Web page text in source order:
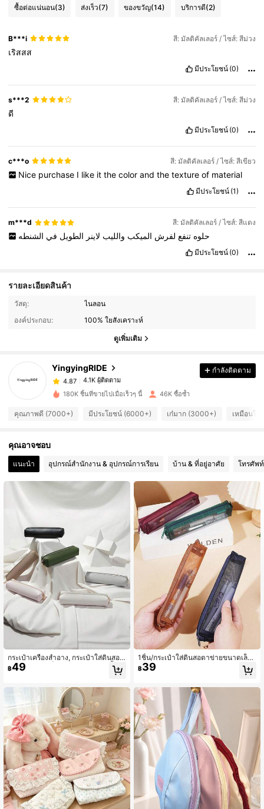
ซื้อต่อแน่นอน(3) ส่งเร็ว(7) ของขวัญ(14) บริการดี(2)
B***i สี: มัลติคัลเลอร์ / ไซส์: สีม่วง
เริสสส
มีประโยชน์ (0)
s***2 สี: มัลติคัลเลอร์ / ไซส์: สีม่วง
ดี
มีประโยชน์ (0)
c***o สี: มัลติคัลเลอร์ / ไซส์: สีเขียว
Nice purchase I like it the color and the texture of material
มีประโยชน์ (1)
m***d สี: มัลติคัลเลอร์ / ไซส์: สีแดง
حلوهتنفع لفرش الميكب والليب لاينر الطويل في الشنطه
มีประโยชน์ (0)
รายละเอียดสินค้า
วัสดุ:
ไนลอน
องค์ประกอบ:
100% ใยสังเคราะห์
ดูเพิ่มเติม
YingyingRIDE
4.1K ผู้ติดตาม
4.1K ผู้ติดตาม
4.87
4.1K ผู้ติดตาม
e***1 จ่าย1 วันที่ผ่านมา
4.87 4.1K ผู้ติดตาม
4.87 4.1K ผู้ติดตาม
4.87 4.1K ผู้ติดตาม
4.87 4.1K ผู้ติดตาม
4.1K ผู้ติดตาม
กำลังติดตาม
180K ชิ้นที่ขายไปเมื่อเร็วๆ นี้ 46K ซื้อซ้ำ
คุณภาพดี (7000+) มีประโยชน์ (6000+) เก๋มาก (3000+) เหมือนใ
คุณอาจชอบ
แนะนำ อุปกรณ์สำนักงาน & อุปกรณ์การเรียน บ้าน & ที่อยู่อาศัย โทรศัพ
กระเป๋าเครื่องสำอาง, กระเป๋าใส่ดินสอแ
ต่งหน้าขนาดเล็ก, กระเป๋าใส่แปรงคิ้ว, ก
ระเป๋าใส่ดินสอหนังเทียมพรีเมียม: การผ
งก์ชันการใช้งาน กระเป๋าใส่ดินสอ PU
฿49
1ชิ้น/กระเป๋าใส่ดินสอตาข่ายขนาดเล็ก
สำหรับสอบ, กระเป๋าใส่ดินสอพกพา, กระ
เป๋าเครื่องเขียนสี่เหลี่ยมหลายฟังก์ชัน/2
฿39